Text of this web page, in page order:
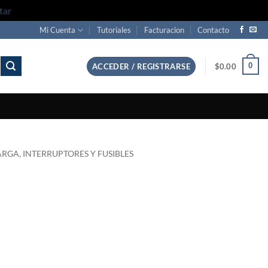
Mi Cuenta Tutoriales Facturacion Contacto
ACCEDER / REGISTRARSE $0.00 0
INTERRUPTORES Y FUSIBLES